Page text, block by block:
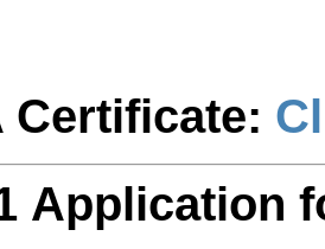
Certificate:
Application